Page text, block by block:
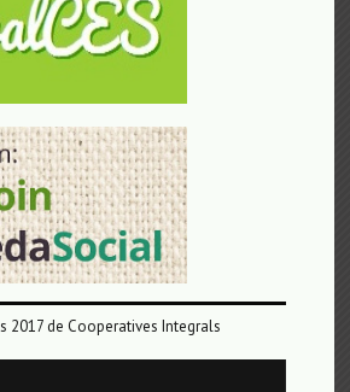
2017 de Cooperatives Integrals